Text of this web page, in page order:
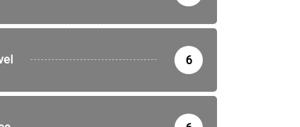
6